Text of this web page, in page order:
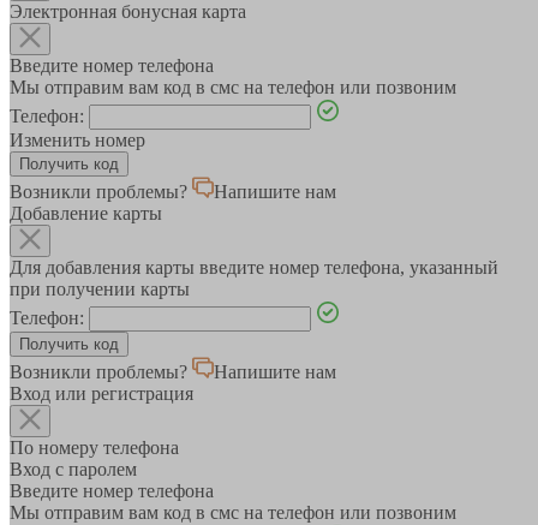
Электронная бонусная карта
Введите номер телефона
Мы отправим вам код в смс на телефон или позвоним
Телефон:
Изменить номер
Возникли проблемы?
Напишите нам
Добавление карты
Для добавления карты введите номер телефона, указанный
при получении карты
Телефон:
Возникли проблемы?
Напишите нам
Вход или регистрация
По номеру телефона
Вход с паролем
Введите номер телефона
Мы отправим вам код в смс на телефон или позвоним